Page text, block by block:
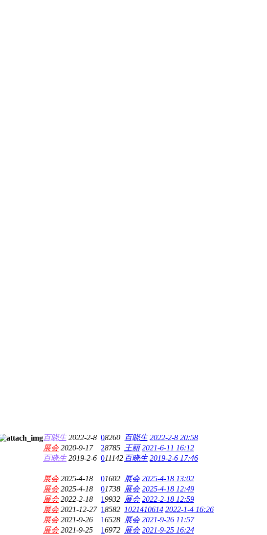
百晓生 2022-2-8 08260 百晓生 2022-2-8 20:58
展会 2020-9-17 28785 王丽 2021-6-11 16:12
百晓生 2019-2-6 011142 百晓生 2019-2-6 17:46
展会 2025-4-18 01602 展会 2025-4-18 13:02
展会 2025-4-18 01738 展会 2025-4-18 12:49
展会 2022-2-18 19932 展会 2022-2-18 12:59
展会 2021-12-27 18582 1021410614 2022-1-4 16:26
展会 2021-9-26 16528 展会 2021-9-26 11:57
展会 2021-9-25 16972 展会 2021-9-25 16:24